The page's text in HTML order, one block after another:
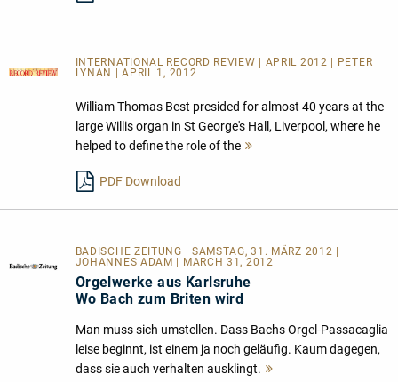
INTERNATIONAL RECORD REVIEW | APRIL 2012 | PETER
LYNAN | APRIL 1, 2012
William Thomas Best presided for almost 40 years at the
large Willis organ in St George's Hall, Liverpool, where he
helped to define the role of the
PDF Download
BADISCHE ZEITUNG | SAMSTAG, 31. MÄRZ 2012 |
JOHANNES ADAM | MARCH 31, 2012
Orgelwerke aus Karlsruhe
Wo Bach zum Briten wird
Man muss sich umstellen. Dass Bachs Orgel-Passacaglia
leise beginnt, ist einem ja noch geläufig. Kaum dagegen,
dass sie auch verhalten ausklingt.